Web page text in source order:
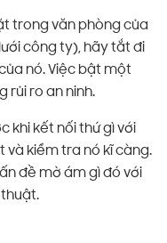
trong văn phòng của
công ty), hãy tắt đi
nó. Việc bật một
rủi ro an ninh.
khi kết nối thứ gì với
và kiểm tra nó kĩ càng.
đề mờ ám gì đó với
thuật.